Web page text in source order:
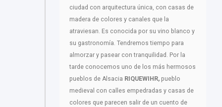
ciudad con arquitectura única, con casas de
madera de colores y canales que la
atraviesan. Es conocida por su vino blanco y
su gastronomía. Tendremos tiempo para
almorzar y pasear con tranquilidad. Por la
tarde conocemos uno de los más hermosos
pueblos de Alsacia RIQUEWIHR, pueblo
medieval con calles empedradas y casas de
colores que parecen salir de un cuento de